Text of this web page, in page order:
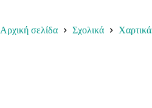
Αρχική σελίδα Σχολικά Χαρτικά